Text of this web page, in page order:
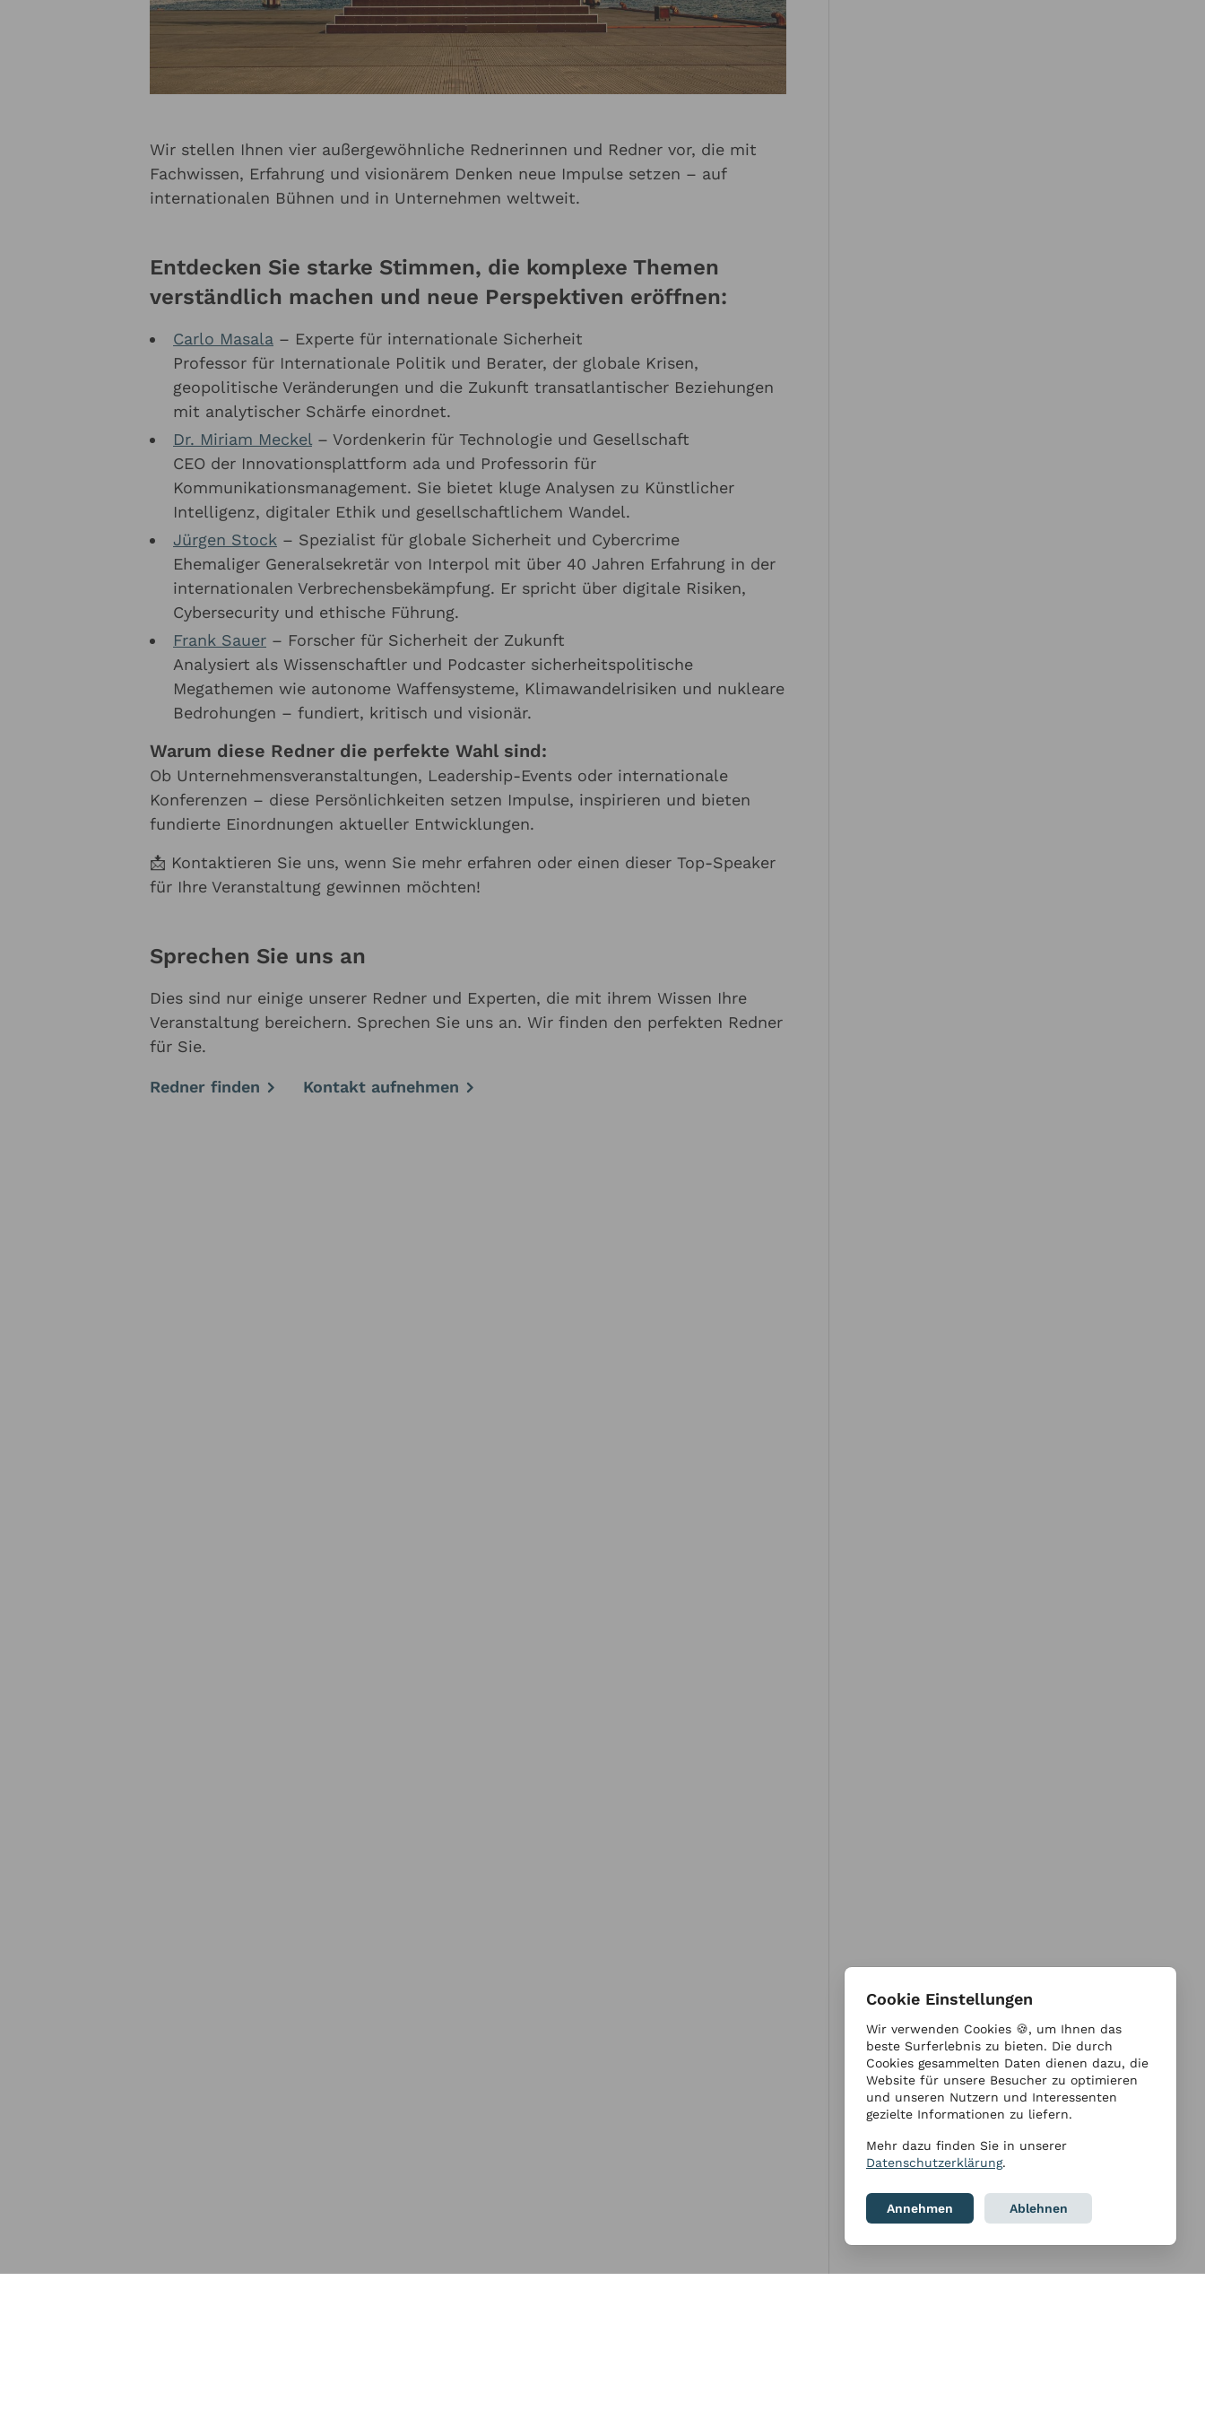
Wir stellen Ihnen vier außergewöhnliche Rednerinnen und Redner vor, die mit
Fachwissen, Erfahrung und visionärem Denken neue Impulse setzen – auf
internationalen Bühnen und in Unternehmen weltweit.
Entdecken Sie starke Stimmen, die komplexe Themen
verständlich machen und neue Perspektiven eröffnen:
Carlo Masala – Experte für internationale Sicherheit
Professor für Internationale Politik und Berater, der globale Krisen,
geopolitische Veränderungen und die Zukunft transatlantischer Beziehungen
mit analytischer Schärfe einordnet.
Dr. Miriam Meckel – Vordenkerin für Technologie und Gesellschaft
CEO der Innovationsplattform ada und Professorin für
Kommunikationsmanagement. Sie bietet kluge Analysen zu Künstlicher
Intelligenz, digitaler Ethik und gesellschaftlichem Wandel.
Jürgen Stock – Spezialist für globale Sicherheit und Cybercrime
Ehemaliger Generalsekretär von Interpol mit über 40 Jahren Erfahrung in der
internationalen Verbrechensbekämpfung. Er spricht über digitale Risiken,
Cybersecurity und ethische Führung.
Frank Sauer – Forscher für Sicherheit der Zukunft
Analysiert als Wissenschaftler und Podcaster sicherheitspolitische
Megathemen wie autonome Waffensysteme, Klimawandelrisiken und nukleare
Bedrohungen – fundiert, kritisch und visionär.
Warum diese Redner die perfekte Wahl sind:
Ob Unternehmensveranstaltungen, Leadership-Events oder internationale
Konferenzen – diese Persönlichkeiten setzen Impulse, inspirieren und bieten
fundierte Einordnungen aktueller Entwicklungen.
📩 Kontaktieren Sie uns, wenn Sie mehr erfahren oder einen dieser Top-Speaker
für Ihre Veranstaltung gewinnen möchten!
Sprechen Sie uns an
Dies sind nur einige unserer Redner und Experten, die mit ihrem Wissen Ihre
Veranstaltung bereichern. Sprechen Sie uns an. Wir finden den perfekten Redner
für Sie.
Redner finden Kontakt aufnehmen
Cookie Einstellungen
Wir verwenden Cookies 🍪, um Ihnen das
beste Surferlebnis zu bieten. Die durch
Cookies gesammelten Daten dienen dazu, die
Website für unsere Besucher zu optimieren
und unseren Nutzern und Interessenten
gezielte Informationen zu liefern.
Mehr dazu finden Sie in unserer
Datenschutzerklärung.
Annehmen Ablehnen